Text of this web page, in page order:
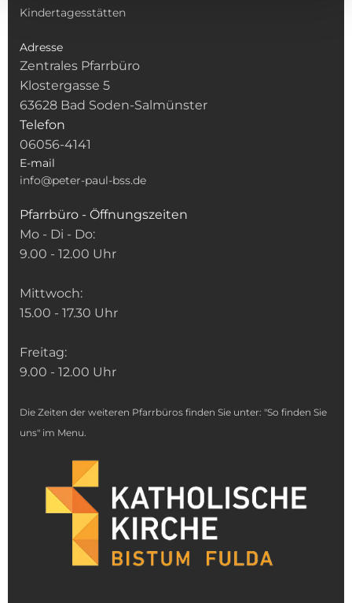
Kindertagesstätten
Adresse
Zentrales Pfarrbüro
Klostergasse 5
63628 Bad Soden-Salmünster
Telefon
06056-4141
E-mail
info@peter-paul-bss.de
Pfarrbüro - Öffnungszeiten
Mo - Di - Do:
9.00 - 12.00 Uhr
Mittwoch:
15.00 - 17.30 Uhr
Freitag:
9.00 - 12.00 Uhr
Die Zeiten der weiteren Pfarrbüros finden Sie unter: "So finden Sie
uns" im Menu.